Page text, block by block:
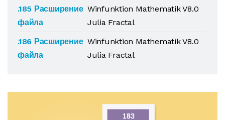
.185 Расширение
файла
Winfunktion Mathematik V8.0
Julia Fractal
.186 Расширение
файла
Winfunktion Mathematik V8.0
Julia Fractal